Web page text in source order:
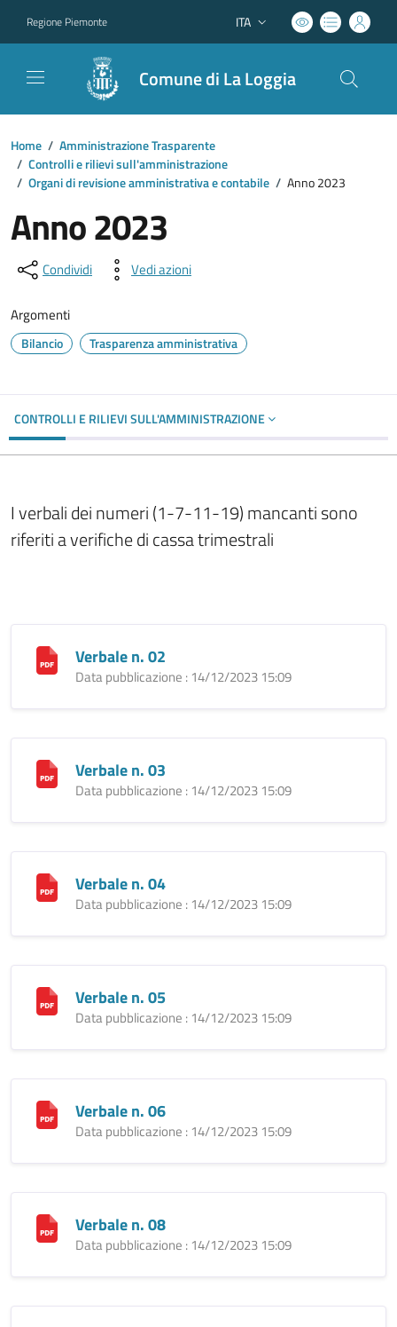
Regione Piemonte Lingua attiva:
ITA
Comune di La Loggia
Home / Amministrazione Trasparente
/ Controlli e rilievi sull'amministrazione
/ Organi di revisione amministrativa e contabile / Anno 2023
Anno 2023
Condividi Vedi azioni
Argomenti
Bilancio Trasparenza amministrativa
CONTROLLI E RILIEVI SULL'AMMINISTRAZIONE
I verbali dei numeri (1-7-11-19) mancanti sono
riferiti a verifiche di cassa trimestrali
Verbale n. 02
Data pubblicazione : 14/12/2023 15:09
Verbale n. 03
Data pubblicazione : 14/12/2023 15:09
Verbale n. 04
Data pubblicazione : 14/12/2023 15:09
Verbale n. 05
Data pubblicazione : 14/12/2023 15:09
Verbale n. 06
Data pubblicazione : 14/12/2023 15:09
Verbale n. 08
Data pubblicazione : 14/12/2023 15:09